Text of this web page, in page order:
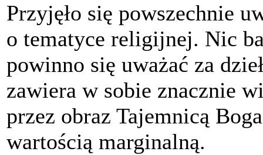
Przyjęło się powszechnie
o tematyce religijnej. Nic
powinno się uważać za
zawiera w sobie znacznie
przez obraz Tajemnicą
wartością marginalną.